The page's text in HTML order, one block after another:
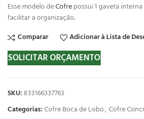
Esse modelo deCofrepossui 1 gaveta
facilitar a organização.
Comparar
Adicionar à Lista de
SOLICITAR ORÇAMENTO
SKU:833166337763
Categorias:Cofre Boca de Lobo, Cofre